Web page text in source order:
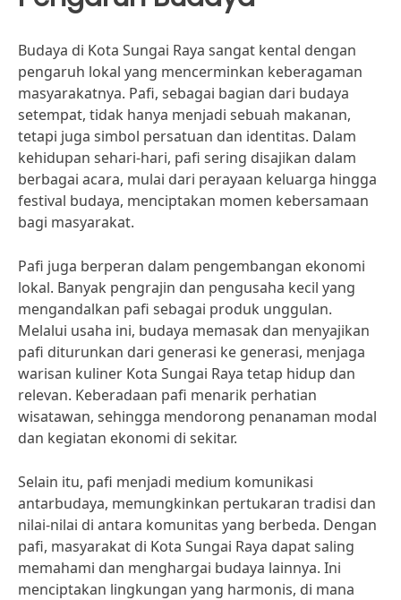
Budaya di Kota Sungai Raya sangat kental dengan
pengaruh lokal yang mencerminkan keberagaman
masyarakatnya. Pafi, sebagai bagian dari budaya
setempat, tidak hanya menjadi sebuah makanan,
tetapi juga simbol persatuan dan identitas. Dalam
kehidupan sehari-hari, pafi sering disajikan dalam
berbagai acara, mulai dari perayaan keluarga hingga
festival budaya, menciptakan momen kebersamaan
bagi masyarakat.
Pafi juga berperan dalam pengembangan ekonomi
lokal. Banyak pengrajin dan pengusaha kecil yang
mengandalkan pafi sebagai produk unggulan.
Melalui usaha ini, budaya memasak dan menyajikan
pafi diturunkan dari generasi ke generasi, menjaga
warisan kuliner Kota Sungai Raya tetap hidup dan
relevan. Keberadaan pafi menarik perhatian
wisatawan, sehingga mendorong penanaman modal
dan kegiatan ekonomi di sekitar.
Selain itu, pafi menjadi medium komunikasi
antarbudaya, memungkinkan pertukaran tradisi dan
nilai-nilai di antara komunitas yang berbeda. Dengan
pafi, masyarakat di Kota Sungai Raya dapat saling
memahami dan menghargai budaya lainnya. Ini
menciptakan lingkungan yang harmonis, di mana